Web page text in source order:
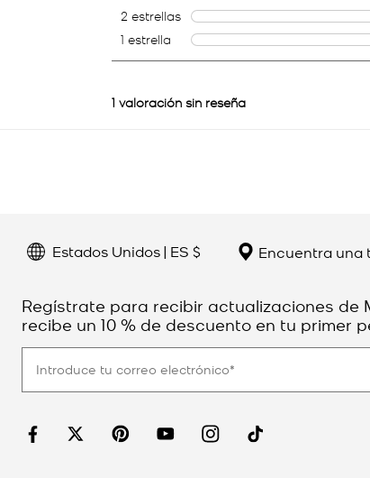
Estados Unidos | ES $ Encuentra una
Regístrate para recibir actualizaciones de
recibe un 10 % de descuento en tu primer